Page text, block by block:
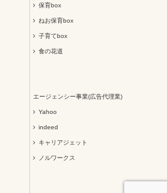
保育box
ねお保育box
子育てbox
食の花道
エージェンシー事業(広告代理業)
Yahoo
indeed
キャリアジェット
ノルワークス